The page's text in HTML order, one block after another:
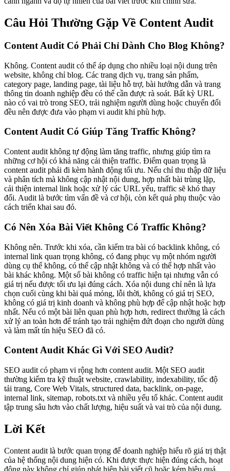
Câu Hỏi Thường Gặp Về Content Audit
Content Audit Có Phải Chỉ Dành Cho Blog Không?
Không. Content audit có thể áp dụng cho nhiều loại nội dung trên
website, không chỉ blog. Các trang dịch vụ, trang sản phẩm,
category page, landing page, tài liệu hỗ trợ, bài hướng dẫn và trang
thông tin doanh nghiệp đều có thể cần được rà soát. Bất kỳ URL
nào có vai trò trong SEO, trải nghiệm người dùng hoặc chuyển đổi
đều nên được đưa vào phạm vi audit khi phù hợp.
Content Audit Có Giúp Tăng Traffic Không?
Content audit không tự động làm tăng traffic, nhưng giúp tìm ra
những cơ hội có khả năng cải thiện traffic. Điểm quan trọng là
content audit phải đi kèm hành động tối ưu. Nếu chỉ thu thập dữ liệu
và phân tích mà không cập nhật nội dung, hợp nhất bài trùng lặp,
cải thiện internal link hoặc xử lý các URL yếu, traffic sẽ khó thay
đổi. Audit là bước tìm vấn đề và cơ hội, còn kết quả phụ thuộc vào
cách triển khai sau đó.
Có Nên Xóa Bài Viết Không Có Traffic Không?
Không nên. Trước khi xóa, cần kiểm tra bài có backlink không, có
internal link quan trọng không, có đang phục vụ một nhóm người
dùng cụ thể không, có thể cập nhật không và có thể hợp nhất vào
bài khác không. Một số bài không có traffic hiện tại nhưng vẫn có
giá trị nếu được tối ưu lại đúng cách. Xóa nội dung chỉ nên là lựa
chọn cuối cùng khi bài quá mỏng, lỗi thời, không có giá trị SEO,
không có giá trị kinh doanh và không phù hợp để cập nhật hoặc hợp
nhất. Nếu có một bài liên quan phù hợp hơn, redirect thường là cách
xử lý an toàn hơn để tránh tạo trải nghiệm đứt đoạn cho người dùng
và làm mất tín hiệu SEO đã có.
Content Audit Khác Gì Với SEO Audit?
SEO audit có phạm vi rộng hơn content audit. Một SEO audit
thường kiểm tra kỹ thuật website, crawlability, indexability, tốc độ
tải trang, Core Web Vitals, structured data, backlink, on-page,
internal link, sitemap, robots.txt và nhiều yếu tố khác. Content audit
tập trung sâu hơn vào chất lượng, hiệu suất và vai trò của nội dung.
Lời Kết
Content audit là bước quan trọng để doanh nghiệp hiểu rõ giá trị thật
của hệ thống nội dung hiện có. Khi được thực hiện đúng cách, hoạt
động này không chỉ giúp phát hiện bài viết cũ hoặc kém hiệu quả,